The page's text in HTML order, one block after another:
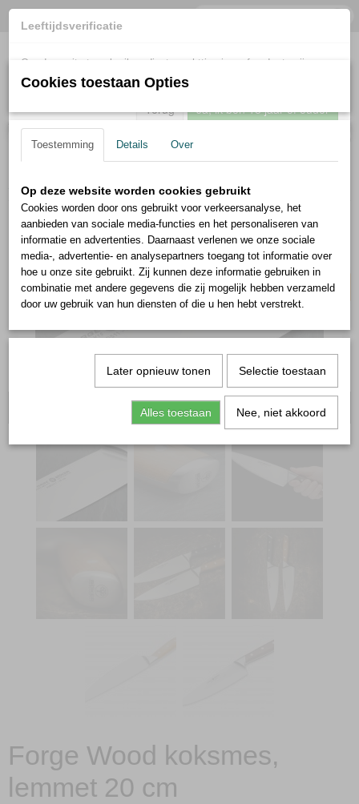
Inloggen
UW WINKELWAGEN
Home > > Forge Wood koksmes, lemmet 20 cm
Oorspronkelijk 88,95
20% korting
Forge Wood koksmes,
lemmet 20 cm
Leeftijdsverificatie
Om deze site te gebruiken dient u achttien jaar of ouder te zijn.
Terug Ja, ik ben 18 jaar of ouder
Cookies toestaan Opties
Toestemming Details Over
Op deze website worden cookies gebruikt
Cookies worden door ons gebruikt voor verkeersanalyse, het
aanbieden van sociale media-functies en het personaliseren van
informatie en advertenties. Daarnaast verlenen we onze sociale
media-, advertentie- en analysepartners toegang tot informatie over
hoe u onze site gebruikt. Zij kunnen deze informatie gebruiken in
combinatie met andere gegevens die zij mogelijk hebben verzameld
door uw gebruik van hun diensten of die u hen hebt verstrekt.
Later opnieuw tonen Selectie toestaan
Alles toestaan Nee, niet akkoord